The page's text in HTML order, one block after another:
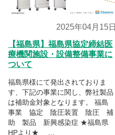
2025年04月15日
【福島県】福島県協定締結医
療機関施設・設備整備事業に
ついて
福島県様にて発出されておりま
す、下記の事業に関し、弊社製品
は補助金対象となります。 福島
事業 協定 陰圧装置 陰圧 補
助 製品 新興感染症 ★福島県
HPより★ …